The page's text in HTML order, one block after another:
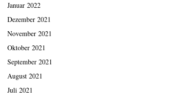
Januar 2022
Dezember 2021
November 2021
Oktober 2021
September 2021
August 2021
Juli 2021